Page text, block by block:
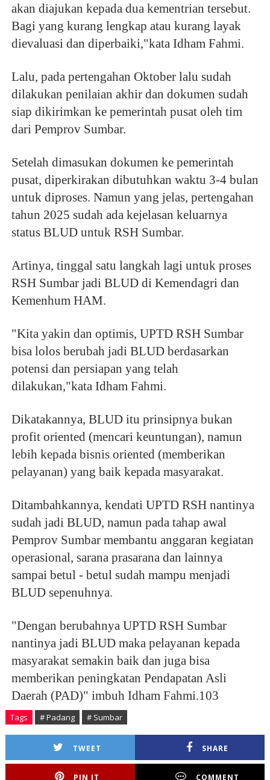
akan diajukan kepada dua kementrian tersebut.
Bagi yang kurang lengkap atau kurang layak
dievaluasi dan diperbaiki,"kata Idham Fahmi.
Lalu, pada pertengahan Oktober lalu sudah
dilakukan penilaian akhir dan dokumen sudah
siap dikirimkan ke pemerintah pusat oleh tim
dari Pemprov Sumbar.
Setelah dimasukan dokumen ke pemerintah
pusat, diperkirakan dibutuhkan waktu 3-4 bulan
untuk diproses. Namun yang jelas, pertengahan
tahun 2025 sudah ada kejelasan keluarnya
status BLUD untuk RSH Sumbar.
Artinya, tinggal satu langkah lagi untuk proses
RSH Sumbar jadi BLUD di Kemendagri dan
Kemenhum HAM.
"Kita yakin dan optimis, UPTD RSH Sumbar
bisa lolos berubah jadi BLUD berdasarkan
potensi dan persiapan yang telah
dilakukan,"kata Idham Fahmi.
Dikatakannya, BLUD itu prinsipnya bukan
profit oriented (mencari keuntungan), namun
lebih kepada bisnis oriented (memberikan
pelayanan) yang baik kepada masyarakat.
Ditambahkannya, kendati UPTD RSH nantinya
sudah jadi BLUD, namun pada tahap awal
Pemprov Sumbar membantu anggaran kegiatan
operasional, sarana prasarana dan lainnya
sampai betul - betul sudah mampu menjadi
BLUD sepenuhnya.
"Dengan berubahnya UPTD RSH Sumbar
nantinya jadi BLUD maka pelayanan kepada
masyarakat semakin baik dan juga bisa
memberikan peningkatan Pendapatan Asli
Daerah (PAD)" imbuh Idham Fahmi.103
Tags # Padang # Sumbar
TWEET SHARE
PIN IT COMMENT